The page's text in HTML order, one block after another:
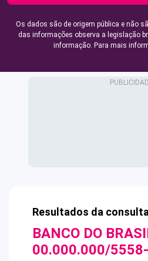
Os dados são de origem pública e não
das informações observa a legislação
informação. Para mais
Resultados da
BANCO DO
00.000.000/